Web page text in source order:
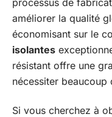
améliorer la qualité
économisant sur le
isolantes
résistant offre une
nécessiter beaucoup
Si vous cherchez à